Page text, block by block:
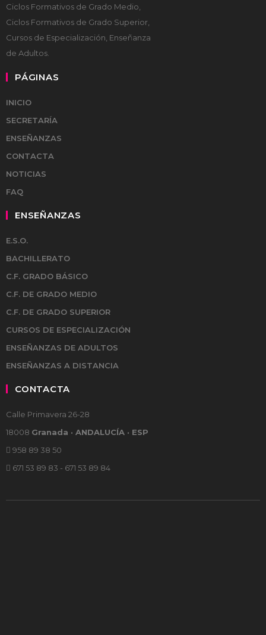
Ciclos Formativos de Grado Medio,
Ciclos Formativos de Grado Superior,
Cursos de Especialización, Enseñanza
de Adultos.
PÁGINAS
INICIO
SECRETARÍA
ENSEÑANZAS
CONTACTA
NOTICIAS
FAQ
ENSEÑANZAS
E.S.O.
BACHILLERATO
C.F. GRADO BÁSICO
C.F. DE GRADO MEDIO
C.F. DE GRADO SUPERIOR
CURSOS DE ESPECIALIZACIÓN
ENSEÑANZAS DE ADULTOS
ENSEÑANZAS A DISTANCIA
CONTACTA
Calle Primavera 26-28
18008 Granada · ANDALUCÍA · ESP
958 89 38 50
671 53 89 83 - 671 53 89 84